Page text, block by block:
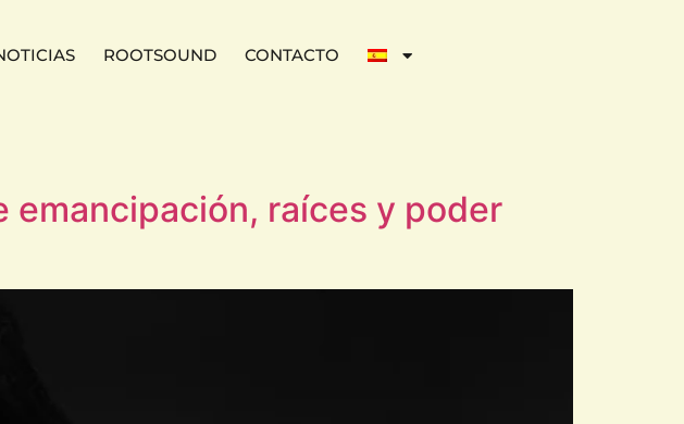
ROOTSOUND CONTACTO
emancipación, raíces y poder